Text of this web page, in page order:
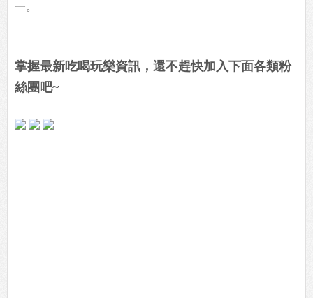
一。
掌握最新吃喝玩樂資訊，還不趕快加入下面各類粉
絲團吧~